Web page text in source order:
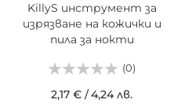
KillyS инструмент за
изрязване на кожички и
пила за нокти
(0)
2,17 € /4,24 лв.